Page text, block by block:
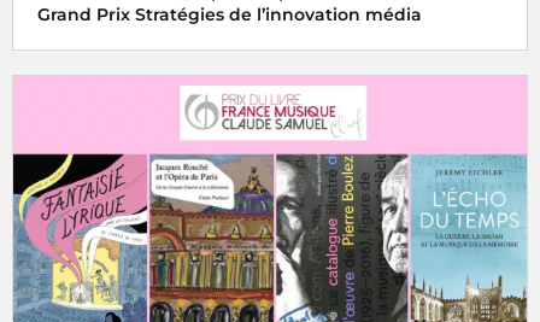
Grand Prix Stratégies de l’innovation média